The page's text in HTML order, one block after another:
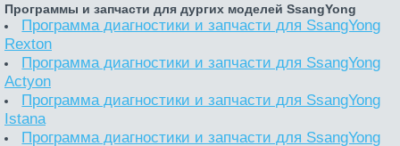
Программы и запчасти для дургих моделей SsangYong
Программа диагностики и запчасти для SsangYong
Rexton
Программа диагностики и запчасти для SsangYong
Actyon
Программа диагностики и запчасти для SsangYong
Istana
Программа диагностики и запчасти для SsangYong